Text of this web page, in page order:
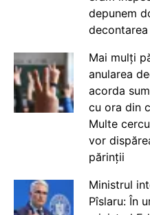
depunem
Mai mulți
anularea
acorda
cu ora din
Multe
vor
părinții
Ministrul
Pîslaru: În